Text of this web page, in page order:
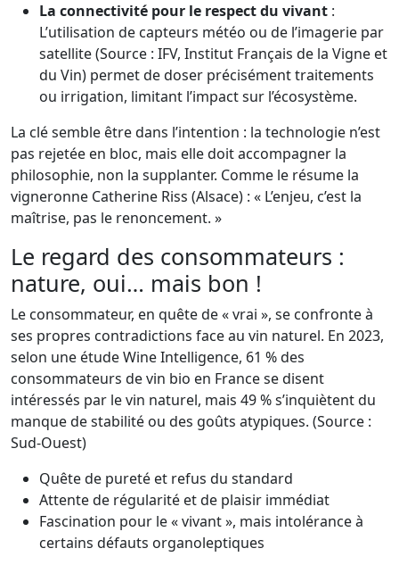
La connectivité pour le respect du vivant :
L’utilisation de capteurs météo ou de l’imagerie par
satellite (Source : IFV, Institut Français de la Vigne et
du Vin) permet de doser précisément traitements
ou irrigation, limitant l’impact sur l’écosystème.
La clé semble être dans l’intention : la technologie n’est
pas rejetée en bloc, mais elle doit accompagner la
philosophie, non la supplanter. Comme le résume la
vigneronne Catherine Riss (Alsace) : « L’enjeu, c’est la
maîtrise, pas le renoncement. »
Le regard des consommateurs :
nature, oui… mais bon !
Le consommateur, en quête de « vrai », se confronte à
ses propres contradictions face au vin naturel. En 2023,
selon une étude Wine Intelligence, 61 % des
consommateurs de vin bio en France se disent
intéressés par le vin naturel, mais 49 % s’inquiètent du
manque de stabilité ou des goûts atypiques. (Source :
Sud-Ouest)
Quête de pureté et refus du standard
Attente de régularité et de plaisir immédiat
Fascination pour le « vivant », mais intolérance à
certains défauts organoleptiques